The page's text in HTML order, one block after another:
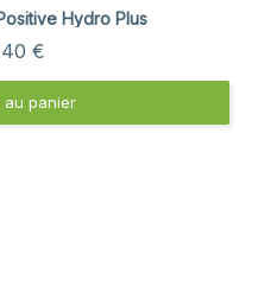
rapideHydro Plus
€
au panier